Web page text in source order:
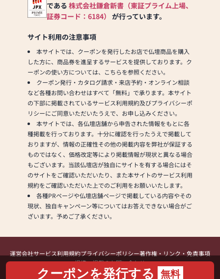
クーポンを発行する 無料
である 株式会社鎌倉新書（東証プライム上場、
証券コード：6184） が行っています。
サイト利用の注意事項
本サイトでは、クーポンを発行したお店で仏壇商品を購入
した方に、商品券を進呈するサービスを提供しております。ク
ーポンの使い方については、こちらを参照ください。
クーポン発行・カタログ請求・来店予約・オンライン相談
など各種お問い合わせはすべて「無料」で承ります。本サイト
の下部に掲載されているサービス利用規約及びプライバシーポ
リシーにご同意いただいたうえで、お申し込みください。
本サイトでは、各仏壇店舗から申告された情報をもとに各
種掲載を行っております。十分に確認を行ったうえで掲載して
おりますが、情報の正確性その他の掲載内容を弊社が保証する
ものではなく、価格改定等により掲載情報が現状と異なる場合
もございます。当該仏壇店が独自にサイトを有する場合にはそ
のサイトをご確認いただいたり、また本サイトのサービス利用
規約をご確認いただいた上でのご利用をお願いいたします。
各種PRページや仏壇店舗ページで掲載している内容やその
現状、独自キャンペーン等についてはお答えできない場合がご
ざいます。予めご了承ください。
運営会社サービス利用規約プライバシーポリシー著作権・リンク・免責事項
提携・掲載のお問い合わせ
Copyright (C) Kamakura Shinsho, Ltd. All Rights Reserved.